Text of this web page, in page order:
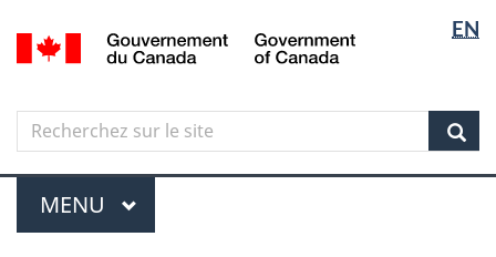
Aller
au
principal
Skip
to
government"
Passer
à
version
simplifiée
langue
EN
Canada
Search
Recherchez
sur
le
site
Menu
MENU PRINCIPAL